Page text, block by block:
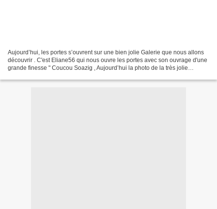
Aujourd’hui, les portes s’ouvrent sur une bien jolie Galerie que nous allons
découvrir . C'est Eliane56 qui nous ouvre les portes avec son ouvrage d'une
grande finesse " Coucou Soazig , Aujourd’hui la photo de la très jolie